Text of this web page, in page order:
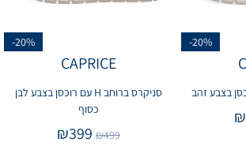
-20%
₪
-20%
CAPRICE
סניקרס ברוחב H עם רוכסן בצבע לבן
כסוף
₪499
₪399